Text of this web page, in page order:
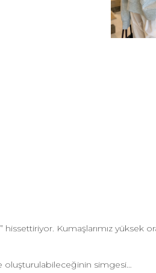
hissettiriyor. Kumaşlarımız yüksek
oluşturulabileceğinin simgesi…